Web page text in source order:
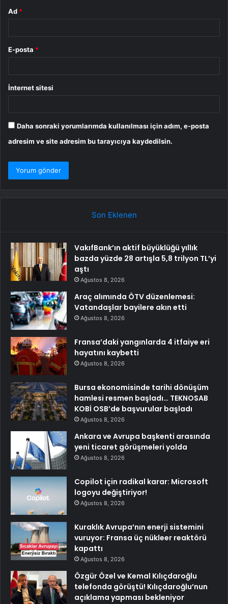
Ad *
E-posta *
İnternet sitesi
Daha sonraki yorumlarımda kullanılması için adım, e-posta
adresim ve site adresim bu tarayıcıya kaydedilsin.
Son Eklenen
VakıfBank’ın aktif büyüklüğü yıllık
bazda yüzde 28 artışla 5,8 trilyon TL’yi
aştı
Ağustos 8, 2026
Araç alımında ÖTV düzenlemesi:
Vatandaşlar bayilere akın etti
Ağustos 8, 2026
Fransa’daki yangınlarda 4 itfaiye eri
hayatını kaybetti
Ağustos 8, 2026
Bursa ekonomisinde tarihi dönüşüm
hamlesi resmen başladı… TEKNOSAB
KOBİ OSB’de başvurular başladı
Ağustos 8, 2026
Ankara ve Avrupa başkenti arasında
yeni ticaret görüşmeleri yolda
Ağustos 8, 2026
Copilot için radikal karar: Microsoft
logoyu değiştiriyor!
Ağustos 8, 2026
Kuraklık Avrupa’nın enerji sistemini
vuruyor: Fransa üç nükleer reaktörü
kapattı
Ağustos 8, 2026
Özgür Özel ve Kemal Kılıçdaroğlu
telefonda görüştü! Kılıçdaroğlu’nun
açıklama yapması bekleniyor